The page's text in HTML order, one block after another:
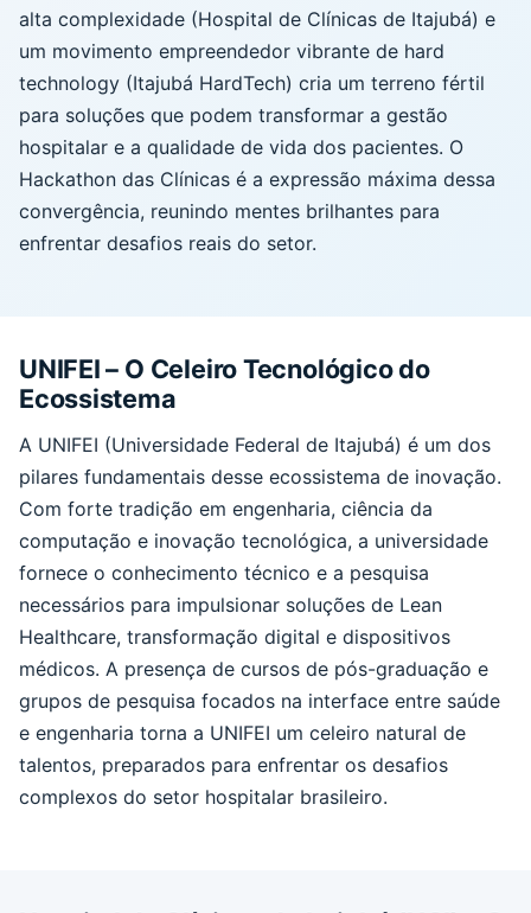
alta complexidade (Hospital de Clínicas de Itajubá) e
um movimento empreendedor vibrante de hard
technology (Itajubá HardTech) cria um terreno fértil
para soluções que podem transformar a gestão
hospitalar e a qualidade de vida dos pacientes. O
Hackathon das Clínicas é a expressão máxima dessa
convergência, reunindo mentes brilhantes para
enfrentar desafios reais do setor.
UNIFEI – O Celeiro Tecnológico do
Ecossistema
A UNIFEI (Universidade Federal de Itajubá) é um dos
pilares fundamentais desse ecossistema de inovação.
Com forte tradição em engenharia, ciência da
computação e inovação tecnológica, a universidade
fornece o conhecimento técnico e a pesquisa
necessários para impulsionar soluções de Lean
Healthcare, transformação digital e dispositivos
médicos. A presença de cursos de pós-graduação e
grupos de pesquisa focados na interface entre saúde
e engenharia torna a UNIFEI um celeiro natural de
talentos, preparados para enfrentar os desafios
complexos do setor hospitalar brasileiro.